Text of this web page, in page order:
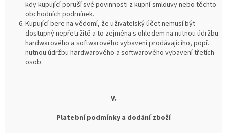
kdy kupující poruší své povinnosti z kupní smlouvy nebo těchto
obchodních podmínek.
Kupující bere na vědomí, že uživatelský účet nemusí být
dostupný nepřetržitě a to zejména s ohledem na nutnou údržbu
hardwarového a softwarového vybavení prodávajícího, popř.
nutnou údržbu hardwarového a softwarového vybavení třetích
osob.
V.
Platební podmínky a dodání zboží